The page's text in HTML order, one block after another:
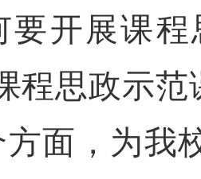
要开展课
程思政示
方面，为我